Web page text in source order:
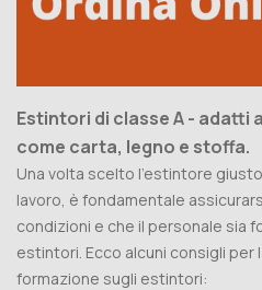
Estintori di classe A - adatti
come carta, legno e stoffa.
Una volta scelto l'estintore
lavoro, è fondamentale
condizioni e che il personale sia
estintori. Ecco alcuni consigli per
formazione sugli estintori: